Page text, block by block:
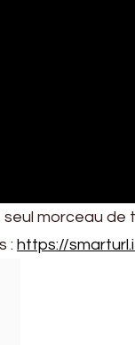
seul morceau
: https://